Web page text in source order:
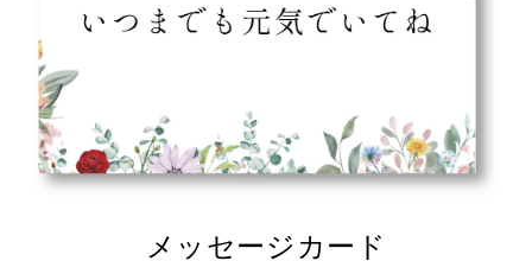
メッセージカード